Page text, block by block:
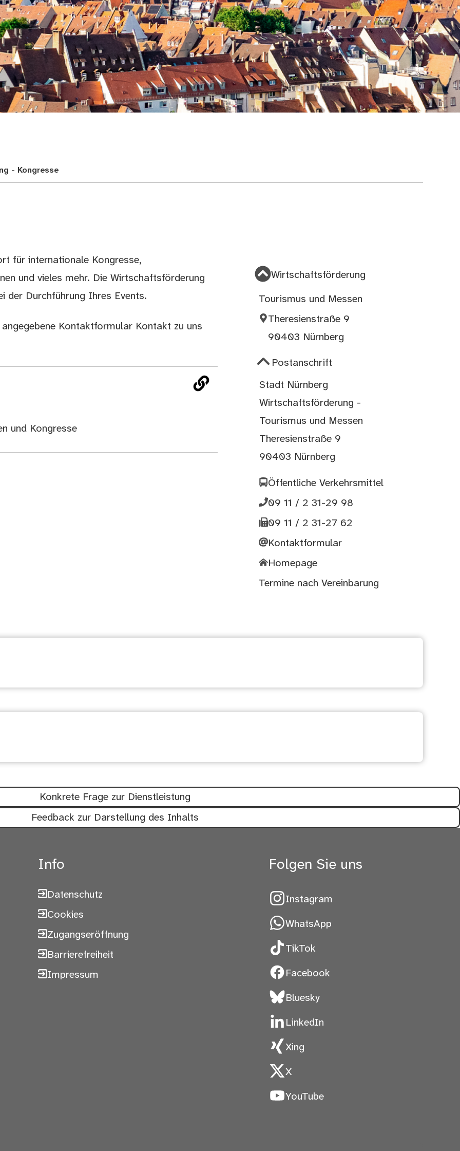
- Kongresse
für internationale Kongresse,
und vieles mehr. Die Wirtschaftsförderung
der Durchführung Ihres Events.
Kontaktformular Kontakt zu uns
und Kongresse
Wirtschaftsförderung
Tourismus und Messen
Theresienstraße 9
90403 Nürnberg
Postanschrift
Stadt Nürnberg
Wirtschaftsförderung -
Tourismus und Messen
Theresienstraße 9
90403 Nürnberg
Öffentliche Verkehrsmittel
09 11 / 2 31-29 98
09 11 / 2 31-27 62
Kontaktformular
Homepage
Termine nach Vereinbarung
Konkrete Frage zur Dienstleistung
Feedback zur Darstellung des Inhalts
Info
Datenschutz
Cookies
Zugangseröffnung
Barrierefreiheit
Impressum
Folgen Sie uns
Instagram
WhatsApp
TikTok
Facebook
Bluesky
LinkedIn
Xing
X
YouTube